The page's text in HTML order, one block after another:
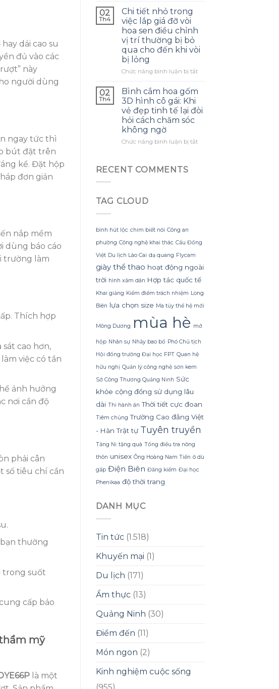
dải cao su
đủ vào các
này
người dùng
ngay tức thì
bút đặt trên
kể. Đặt hộp
đơn giản
nắp mềm
dùng báo cáo
trường làm
Thích hợp
cao hơn,
việc có tần
ảnh hưởng
nơi cần độ
phải cân
số tiêu chí cần
thường
trong suốt
cấp bảo
mỹ
là một
chi
nhỏ
ngờ
ngày
thường
thấm
đồ
nhưng
dễ
lộ
02
Th4
Chi tiết nhỏ trong
việc lắp giá đỡ vòi
hoa sen điều chỉnh
vị trí thường bị bỏ
qua cho đến khi vòi
bị lỏng
Chức năng bình luận bị tắtở
tiết
nhỏ
trong
việc
đỡ
cho
vòi
bị
02
Th4
Bình cắm hoa gốm
3D hình cô gái: Khi
vẻ đẹp tinh tế lại đòi
hỏi cách chăm sóc
không ngờ
Chức năng bình luận bị tắtở
tinh
đòi
hỏi
chăm
sóc
ngờ
RECENT COMMENTS
TAG CLOUD
bình hút lộc chim biết nói Công an
phường Công nghệ khai thác Cầu Đồng
Việt Du lịch Lào Cai dạ quang Flycam
giày thể thao hoạt động ngoài
trời hình xăm dán Hợp tác quốc tế
Khai giảng Kiểm điểm trách nhiệm Long
Biên lựa chọn size Ma túy thế hệ mới
Mông Dương mùa hè mở
hộp Nhân sự Nhảy bao bố Phó Chủ tịch
Hội đồng trường Đại học FPT Quan hệ
hữu nghị Quản lý công nghệ sơn kem
Sở Công Thương Quảng Ninh Sức
khỏe cộng đồng sử dụng lâu
dài Thi hành án Thời tiết cực đoan
Tiêm chủng Trường Cao đẳng Việt
- Hàn Trật tự Tuyên truyền
Tăng Ni tặng quà Tổng điều tra nông
thôn unisex Ông Hoàng Nam Tiến ô dù
gấp Điện Biên Đăng kiểm Đại học
Phenikaa độ thời trang
DANH MỤC
Tin tức(1.518)
Khuyến mại (1)
Du lịch (171)
Ẩm thực(13)
Quảng Ninh (30)
Điểm đến (11)
Món ngon (2)
Kinh nghiệm cuộc sống
(955)